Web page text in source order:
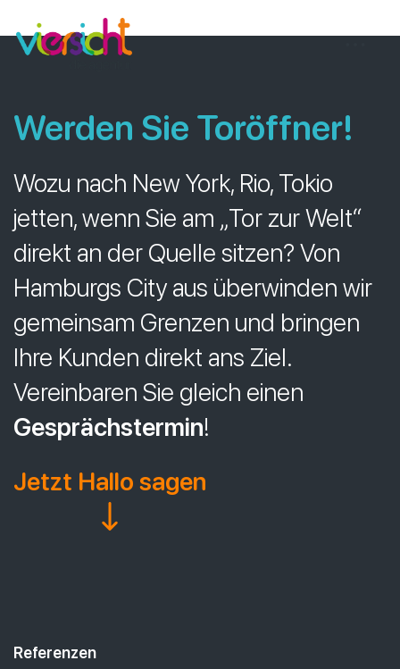
Inhalt
springen
Werden Sie Toröffner!
Wozu nach New York, Rio, Tokio
jetten, wenn Sie am „Tor zur Welt“
direkt an der Quelle sitzen? Von
Hamburgs City aus überwinden wir
gemeinsam Grenzen und bringen
Ihre Kunden direkt ans Ziel.
Vereinbaren Sie gleich einen
Gesprächstermin!
Jetzt Hallo sagen
Referenzen